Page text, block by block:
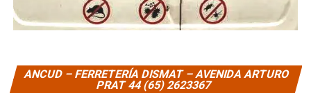
ANCUD – FERRETERÍA DISMAT – AVENIDA ARTURO
PRAT 44 (65) 2623367